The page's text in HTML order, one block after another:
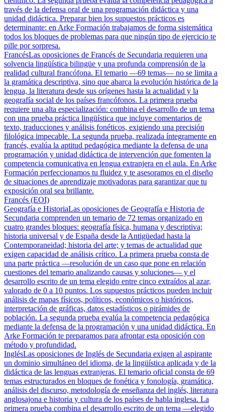
través de la defensa oral de una programación didáctica y una
unidad didáctica. Preparar bien los supuestos prácticos es
determinante: en Arke Formación trabajamos de forma sistemática
todos los bloques de problemas para que ningún tipo de ejercicio te
pille por sorpresa.
FrancésLas oposiciones de Francés de Secundaria requieren una
solvencia lingüística bilingüe y una profunda comprensión de la
realidad cultural francófona. El temario —69 temas— no se limita a
la gramática descriptiva, sino que abarca la evolución histórica de la
lengua, la literatura desde sus orígenes hasta la actualidad y la
geografía social de los países francófonos. La primera prueba
requiere una alta especialización: combina el desarrollo de un tema
con una prueba práctica lingüística que incluye comentarios de
texto, traducciones y análisis fonéticos, exigiendo una precisión
filológica impecable. La segunda prueba, realizada íntegramente en
francés, evalúa la aptitud pedagógica mediante la defensa de una
programación y unidad didáctica de intervención que fomenten la
competencia comunicativa en lengua extranjera en el aula. En Arke
Formación perfeccionamos tu fluidez y te asesoramos en el diseño
de situaciones de aprendizaje motivadoras para garantizar que tu
exposición oral sea brillante.
Francés (EOI)
Geografía e HistoriaLas oposiciones de Geografía e Historia de
Secundaria comprenden un temario de 72 temas organizado en
cuatro grandes bloques: geografía física, humana y descriptiva;
historia universal y de España desde la Antigüedad hasta la
Contemporaneidad; historia del arte; y temas de actualidad que
exigen capacidad de análisis crítico. La primera prueba consta de
una parte práctica —resolución de un caso que pone en relación
cuestiones del temario analizando causas y soluciones— y el
desarrollo escrito de un tema elegido entre cinco extraídos al azar,
valorado de 0 a 10 puntos. Los supuestos prácticos pueden incluir
análisis de mapas físicos, políticos, económicos o históricos,
interpretación de gráficas, datos estadísticos o pirámides de
población. La segunda prueba evalúa la competencia pedagógica
mediante la defensa de la programación y una unidad didáctica. En
Arke Formación te preparamos para afrontar esta oposición con
método y profundidad.
InglésLas oposiciones de Inglés de Secundaria exigen al aspirante
un dominio simultáneo del idioma, de la lingüística aplicada y de la
didáctica de las lenguas extranjeras. El temario oficial consta de 69
temas estructurados en bloques de fonética y fonología, gramática,
análisis del discurso, metodología de enseñanza del inglés, literatura
anglosajona e historia y cultura de los países de habla inglesa. La
primera prueba combina el desarrollo escrito de un tema —elegido